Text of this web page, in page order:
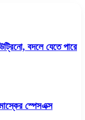
বদলে যেতে পারে
স্পেসএক্স